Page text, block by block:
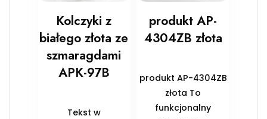
Kolczyki z
białego złota ze
szmaragdami
APK-97B
Tekst w
produkt AP-
4304ZB złota
produkt AP-4304ZB
złota To
funkcjonalny